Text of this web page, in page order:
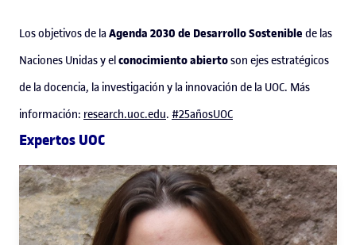
Los objetivos de la Agenda 2030 de Desarrollo Sostenible de las
Naciones Unidas y elconocimiento abiertoson ejes estratégicos
de la docencia, la investigación y la innovación de la UOC. Más
información: research.uoc.edu. #25añosUOC
Expertos UOC